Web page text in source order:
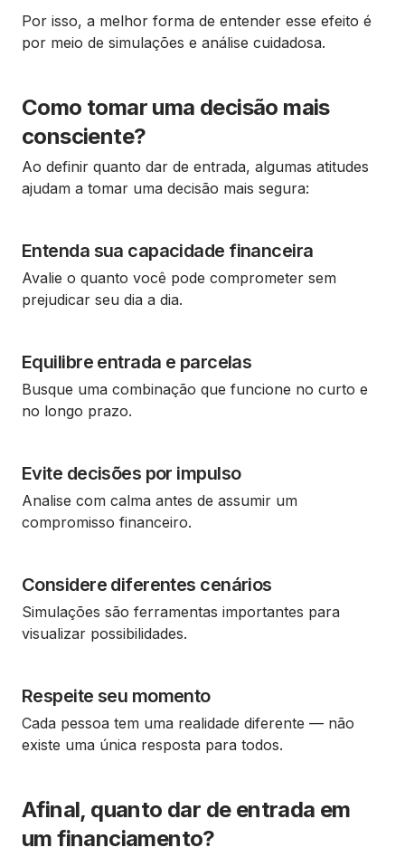
Por isso, a melhor forma de entender esse efeito é
por meio de simulações e análise cuidadosa.
Como tomar uma decisão mais
consciente?
Ao definir quanto dar de entrada, algumas atitudes
ajudam a tomar uma decisão mais segura:
Entenda sua capacidade financeira
Avalie o quanto você pode comprometer sem
prejudicar seu dia a dia.
Equilibre entrada e parcelas
Busque uma combinação que funcione no curto e
no longo prazo.
Evite decisões por impulso
Analise com calma antes de assumir um
compromisso financeiro.
Considere diferentes cenários
Simulações são ferramentas importantes para
visualizar possibilidades.
Respeite seu momento
Cada pessoa tem uma realidade diferente — não
existe uma única resposta para todos.
Afinal, quanto dar de entrada em
um financiamento?